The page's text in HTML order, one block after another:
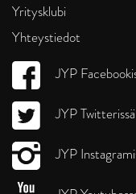
Yritysklubi
Yhteystiedot
JYP
JYP Twitterissä
JYP